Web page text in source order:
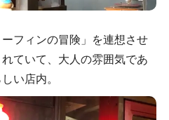
フィンの冒険」を連想させ
ていて、大人の雰囲気であ
い店内。